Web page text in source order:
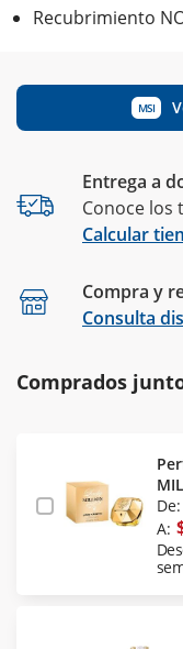
Recubrimiento
MSI
Entrega a
Conoce los
Calcular
Compra y
Consulta
Comprados
De:
A: